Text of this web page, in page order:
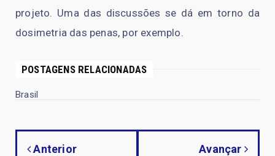
projeto. Uma das discussões se dá em torno da
dosimetria das penas, por exemplo.
POSTAGENS RELACIONADAS
Brasil
Anterior Avançar